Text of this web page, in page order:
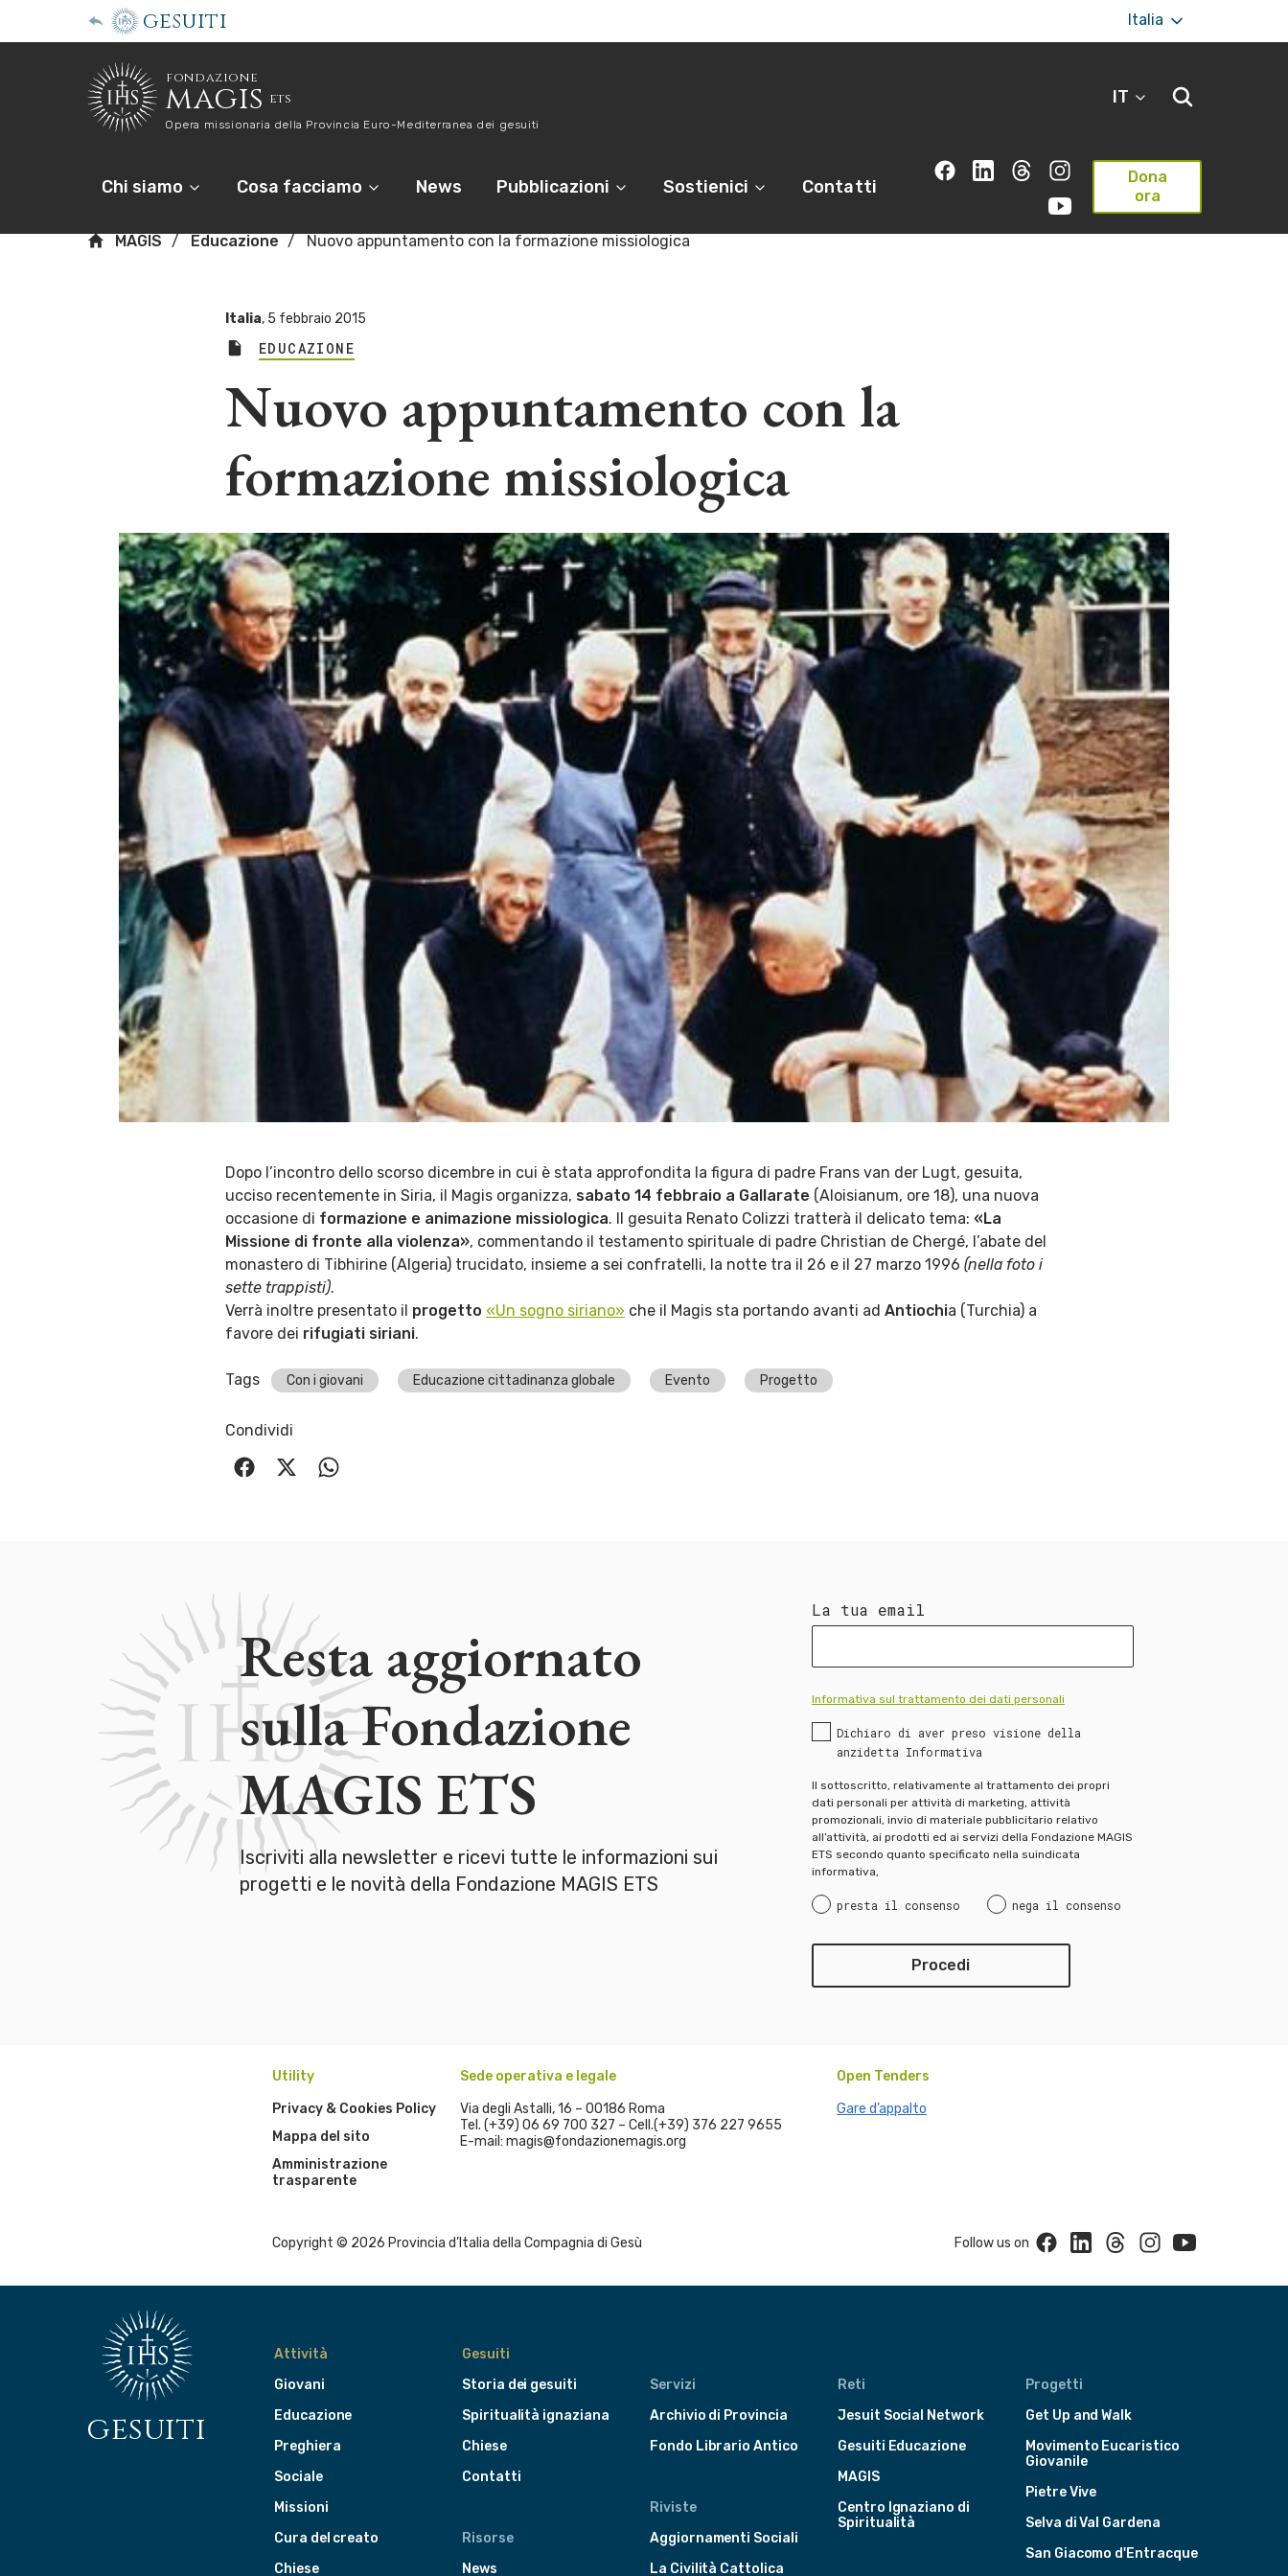
gesuiti Italia
fondazione
magis ets
Opera missionaria della Provincia Euro-Mediterranea dei gesuiti
IT
Chi siamo Cosa facciamo News Pubblicazioni Sostienici Contatti
Dona
ora
MAGIS Educazione Nuovo appuntamento con la formazione missiologica
Italia, 5 febbraio 2015
EDUCAZIONE
Nuovo appuntamento con la
formazione missiologica
Dopo l’incontro dello scorso dicembre in cui è stata approfondita la figura di padre Frans van der Lugt, gesuita,
ucciso recentemente in Siria, il Magis organizza, sabato 14 febbraio a Gallarate (Aloisianum, ore 18), una nuova
occasione di formazione e animazione missiologica. Il gesuita Renato Colizzi tratterà il delicato tema: «La
Missione di fronte alla violenza», commentando il testamento spirituale di padre Christian de Chergé, l’abate del
monastero di Tibhirine (Algeria) trucidato, insieme a sei confratelli, la notte tra il 26 e il 27 marzo 1996 (nella foto i
sette trappisti).
Verrà inoltre presentato il progetto «Un sogno siriano» che il Magis sta portando avanti ad Antiochia (Turchia) a
favore dei rifugiati siriani.
Tags Con i giovani Educazione cittadinanza globale Evento Progetto
Condividi
Resta aggiornato
sulla Fondazione
MAGIS ETS
Iscriviti alla newsletter e ricevi tutte le informazioni sui
progetti e le novità della Fondazione MAGIS ETS
La tua email
Informativa sul trattamento dei dati personali
Dichiaro di aver preso visione della
anzidetta Informativa
Il sottoscritto, relativamente al trattamento dei propri
dati personali per attività di marketing, attività
promozionali, invio di materiale pubblicitario relativo
all’attività, ai prodotti ed ai servizi della Fondazione MAGIS
ETS secondo quanto specificato nella suindicata
informativa,
presta il consenso nega il consenso
Utility
Privacy & Cookies Policy
Mappa del sito
Amministrazione
trasparente
Sede operativa e legale
Via degli Astalli, 16 – 00186 Roma
Tel. (+39) 06 69 700 327 – Cell.(+39) 376 227 9655
E-mail: magis@fondazionemagis.org
Open Tenders
Gare d’appalto
Copyright © 2026 Provincia d’Italia della Compagnia di Gesù Follow us on FacebookLinkedinThreadsInstagramYoutube
gesuiti
Attività
Giovani
Educazione
Preghiera
Sociale
Missioni
Cura del creato
Chiese
Gesuiti
Storia dei gesuiti
Spiritualità ignaziana
Chiese
Contatti
Risorse
News
Servizi
Archivio di Provincia
Fondo Librario Antico
Riviste
Aggiornamenti Sociali
La Civilità Cattolica
Reti
Jesuit Social Network
Gesuiti Educazione
MAGIS
Centro Ignaziano di
Spiritualità
Progetti
Get Up and Walk
Movimento Eucaristico
Giovanile
Pietre Vive
Selva di Val Gardena
San Giacomo d'Entracque